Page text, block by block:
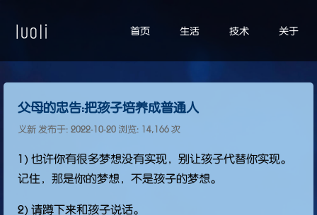
首页 生活 技术 关于
父母的忠告：把孩子培养成普通人
义新 发布于: 2022-10-20 浏览: 14,166 次
1) 也许你有很多梦想没有实现，别让孩子代替你实现。
记住，那是你的梦想，不是孩子的梦想。
2) 请蹲下来和孩子说话。